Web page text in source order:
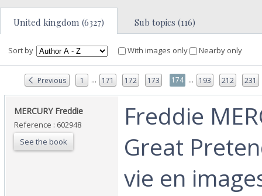
United kingdom (6327) Sub topics (116)
Sort by With images only Nearby only
Previous 1 ... 171 172 173 174 ... 193 212 231
‎MERCURY Freddie‎
Reference : 602948
See the book
‎Freddie
Great
vie en